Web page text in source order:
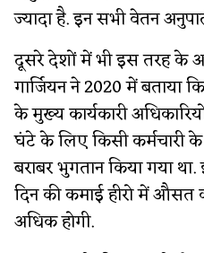
ज्यादा है. इन सभी वेतन
दूसरे देशों में भी इस तरह के
गार्जियन ने 2020 में बताया
के मुख्य कार्यकारी
घंटे के लिए किसी
बराबर भुगतान किया गया
दिन की कमाई हीरो में औसत
अधिक होगी.